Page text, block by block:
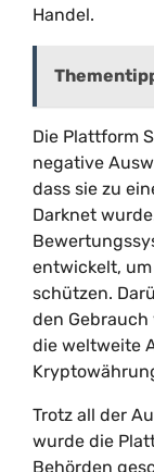
Handel.
Die Plattform
negative
dass sie zu
Darknet
entwickelt,
schützen.
den
die weltweite
Trotz all der
wurde die
Behörden